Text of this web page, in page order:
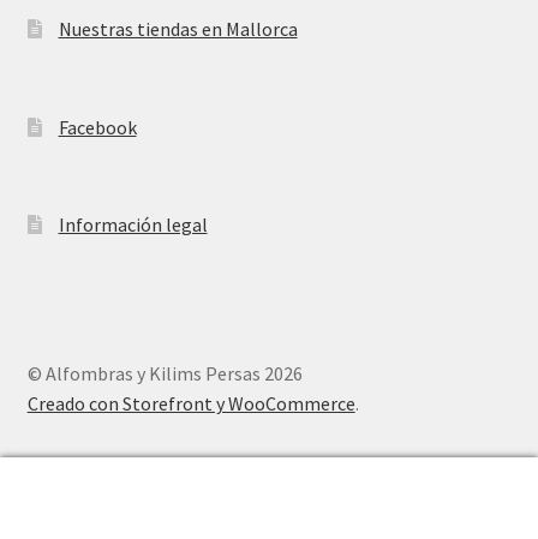
Nuestras tiendas en Mallorca
Facebook
Información legal
© Alfombras y Kilims Persas 2026
Creado con Storefront y WooCommerce.